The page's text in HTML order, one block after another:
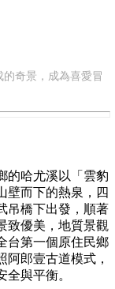
奇景，成為喜愛冒
的哈尤溪以「雲豹
壁而下的熱泉，四
吊橋下出發，順著
致優美，地質景觀
台第一個原住民鄉
郎壹古道模式，
與平衡。